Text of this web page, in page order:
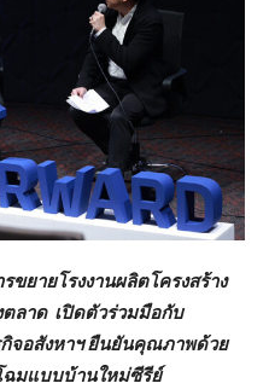
ขยายโรงงานผลิตโครงสร้าง
ตลาด เปิดตัวร่วมมือกับ
จอสังหาฯ ยืนยันคุณภาพด้วย
ฉมแบบบ้านใหม่ซีรีย์